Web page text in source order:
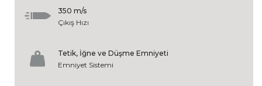
350 m/s
Çıkış Hızı
Tetik, İğne ve Düşme Emniyeti
Emniyet Sistemi